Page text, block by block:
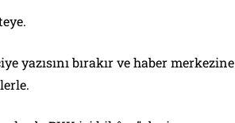
yazısını bırakır ve haber merkezine